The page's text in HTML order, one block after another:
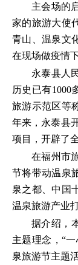
主会场的
家的旅游大使
青山、温泉文
在现场做疫情
永泰县人
历史已有1000
旅游示范区等
年来，永泰县
项目，开辟了
在福州市
节将带动温泉
泉之都、中国
温泉旅游产业
据介绍，
主题理念，“
泉旅游节主题活